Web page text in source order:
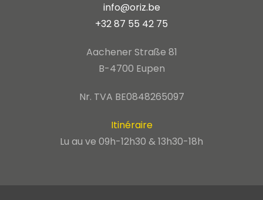
info@oriz.be
+32 87 55 42 75
Aachener Straße 81
B-4700 Eupen
Nr. TVA BE0848265097
Itinéraire
Lu au ve 09h-12h30 & 13h30-18h